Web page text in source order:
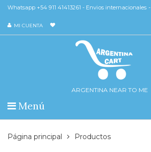
Whatsapp +54 911 41413261 - Envios internacionales -
MI CUENTA
ARGENTINA NEAR TO ME
Menú
Página principal Productos